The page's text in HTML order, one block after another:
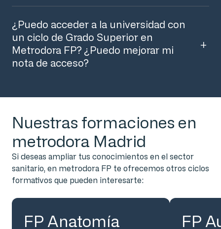
¿Puedo acceder a la universidad con
un ciclo de Grado Superior en
Metrodora FP? ¿Puedo mejorar mi
nota de acceso?
Nuestras formaciones en
metrodora Madrid
Si deseas ampliar tus conocimientos en el sector
sanitario, en metrodora FP te ofrecemos otros ciclos
formativos que pueden interesarte:
FP Anatomía
FP